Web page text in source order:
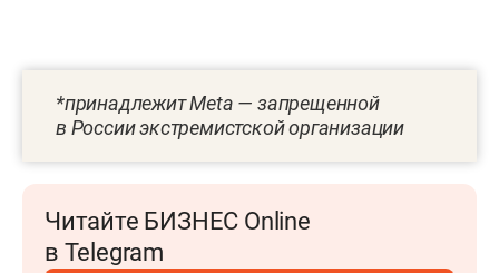
*принадлежит Meta — запрещенной
в России экстремистской организации
Читайте БИЗНЕС Online
в Telegram